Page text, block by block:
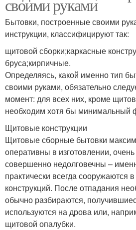
своими руками
Бытовки, построенные своими
инструкции, классифицируют так:
щитовой сборки;каркасные
бруса;кирпичные.
Определяясь, какой именно тип
своими руками, обязательно
момент: для всех них, кроме
необходим хотя бы минимальный
Щитовые конструкции
Щитовые сборные бытовки
оперативны в изготовлении,
совершенно недолговечны –
практически всегда сооружаются
конструкций. После отпадания
обычно разбираются,
используются на дрова или,
щитовой опалубки.